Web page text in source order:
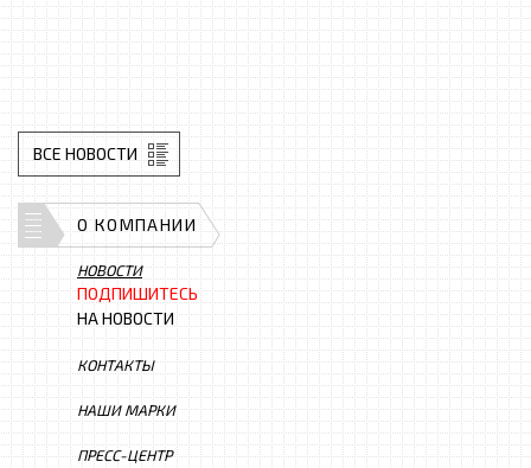
ВСЕ НОВОСТИ
О КОМПАНИИ
НОВОСТИ
ПОДПИШИТЕСЬ
НА НОВОСТИ
КОНТАКТЫ
НАШИ МАРКИ
ПРЕСС-ЦЕНТР